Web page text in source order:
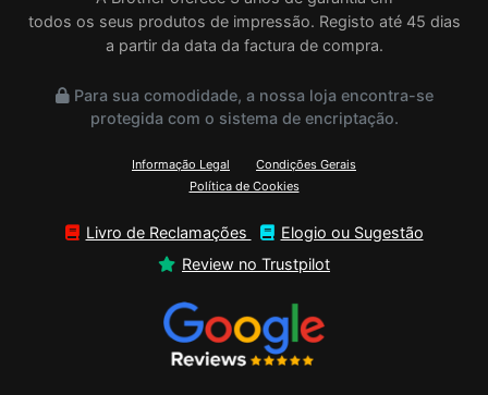
todos os seus produtos de impressão. Registo até 45 dias
a partir da data da factura de compra.
Para sua comodidade, a nossa loja encontra-se
protegida com o sistema de encriptação.
Informação Legal
Condições Gerais
Política de Cookies
Livro de Reclamações
Elogio ou Sugestão
Review no Trustpilot